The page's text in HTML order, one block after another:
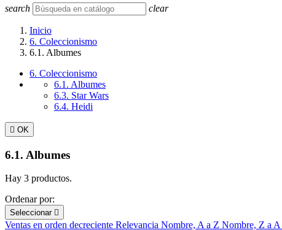
search clear
Inicio
6. Coleccionismo
6.1. Albumes
6. Coleccionismo
6.1. Albumes
6.3. Star Wars
6.4. Heidi
 OK
6.1. Albumes
Hay 3 productos.
Ordenar por:
Seleccionar 
Ventas en orden decreciente Relevancia Nombre, A a Z Nombre, Z a A